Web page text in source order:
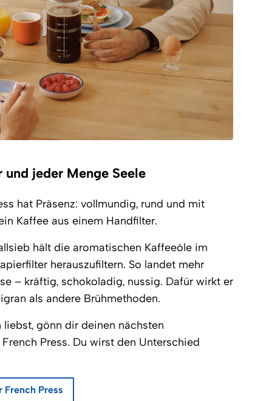
jeder Menge Seele
hat Präsenz: vollmundig, rund und mit
Kaffee aus einem Handfilter.
hält die aromatischen Kaffeeöle im
herauszufiltern. So landet mehr
– kräftig, schokoladig, nussig. Dafür wirkt er
als andere Brühmethoden.
gönn dir deinen nächsten
Press. Du wirst den Unterschied
Press